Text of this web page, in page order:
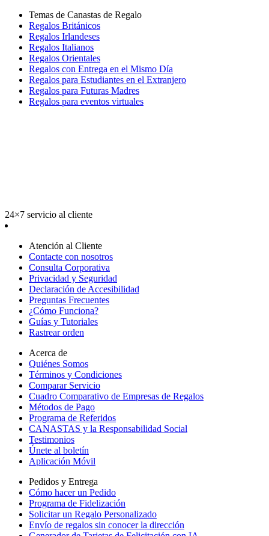
Temas de Canastas de Regalo
Regalos Británicos
Regalos Irlandeses
Regalos Italianos
Regalos Orientales
Regalos con Entrega en el Mismo Día
Regalos para Estudiantes en el Extranjero
Regalos para Futuras Madres
Regalos para eventos virtuales
24×7 servicio al cliente
Atención al Cliente
Contacte con nosotros
Consulta Corporativa
Privacidad y Seguridad
Declaración de Accesibilidad
Preguntas Frecuentes
¿Cómo Funciona?
Guías y Tutoriales
Rastrear orden
Acerca de
Quiénes Somos
Términos y Condiciones
Comparar Servicio
Cuadro Comparativo de Empresas de Regalos
Métodos de Pago
Programa de Referidos
CANASTAS y la Responsabilidad Social
Testimonios
Únete al boletín
Aplicación Móvil
Pedidos y Entrega
Cómo hacer un Pedido
Programa de Fidelización
Solicitar un Regalo Personalizado
Envío de regalos sin conocer la dirección